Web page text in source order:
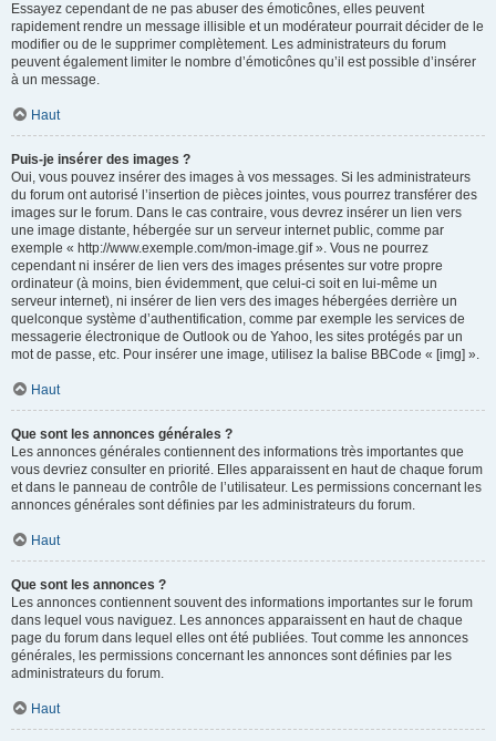
Essayez cependant de ne pas abuser des émoticônes, elles peuvent
rapidement rendre un message illisible et un modérateur pourrait décider de le
modifier ou de le supprimer complètement. Les administrateurs du forum
peuvent également limiter le nombre d’émoticônes qu’il est possible d’insérer
à un message.
Haut
Puis-je insérer des images ?
Oui, vous pouvez insérer des images à vos messages. Si les administrateurs
du forum ont autorisé l’insertion de pièces jointes, vous pourrez transférer des
images sur le forum. Dans le cas contraire, vous devrez insérer un lien vers
une image distante, hébergée sur un serveur internet public, comme par
exemple « http://www.exemple.com/mon-image.gif ». Vous ne pourrez
cependant ni insérer de lien vers des images présentes sur votre propre
ordinateur (à moins, bien évidemment, que celui-ci soit en lui-même un
serveur internet), ni insérer de lien vers des images hébergées derrière un
quelconque système d’authentification, comme par exemple les services de
messagerie électronique de Outlook ou de Yahoo, les sites protégés par un
mot de passe, etc. Pour insérer une image, utilisez la balise BBCode « [img] ».
Haut
Que sont les annonces générales ?
Les annonces générales contiennent des informations très importantes que
vous devriez consulter en priorité. Elles apparaissent en haut de chaque forum
et dans le panneau de contrôle de l’utilisateur. Les permissions concernant les
annonces générales sont définies par les administrateurs du forum.
Haut
Que sont les annonces ?
Les annonces contiennent souvent des informations importantes sur le forum
dans lequel vous naviguez. Les annonces apparaissent en haut de chaque
page du forum dans lequel elles ont été publiées. Tout comme les annonces
générales, les permissions concernant les annonces sont définies par les
administrateurs du forum.
Haut